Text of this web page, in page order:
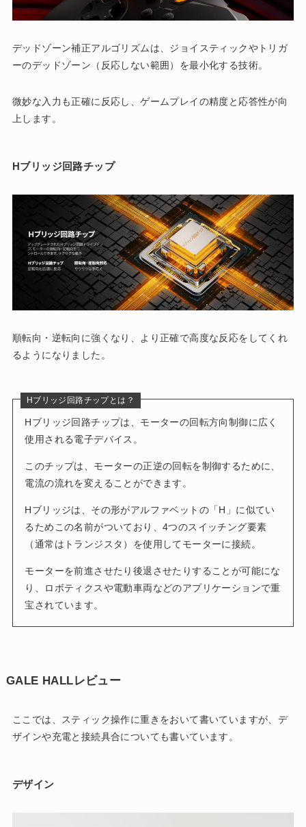
デッドゾーン補正アルゴリズムは、ジョイスティックやトリガ
ーのデッドゾーン（反応しない範囲）を最小化する技術。
微妙な入力も正確に反応し、ゲームプレイの精度と応答性が向
上します。
Hブリッジ回路チップ
順転向・逆転向に強くなり、より正確で高度な反応をしてくれ
るようになりました。
Hブリッジ回路チップとは？
Hブリッジ回路チップは、モーターの回転方向制御に広く
使用される電子デバイス。
このチップは、モーターの正逆の回転を制御するために、
電流の流れを変えることができます。
Hブリッジは、その形がアルファベットの「H」に似てい
るためこの名前がついており、4つのスイッチング要素
（通常はトランジスタ）を使用してモーターに接続。
モーターを前進させたり後退させたりすることが可能にな
り、ロボティクスや電動車両などのアプリケーションで重
宝されています。
GALE HALLレビュー
ここでは、スティック操作に重きをおいて書いていますが、デ
ザインや充電と接続具合についても書いています。
デザイン